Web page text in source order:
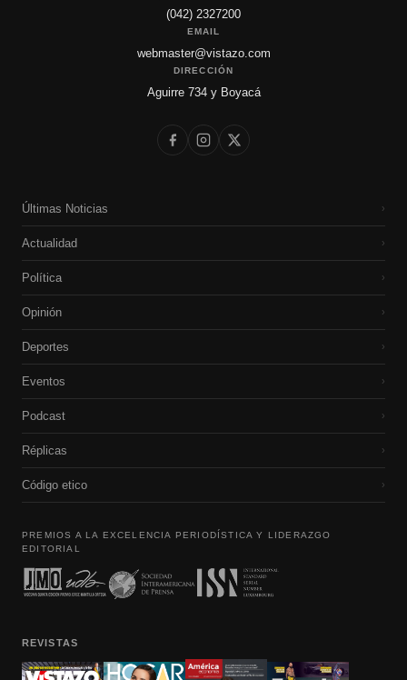
(042) 2327200
EMAIL
webmaster@vistazo.com
DIRECCIÓN
Aguirre 734 y Boyacá
Últimas Noticias ›
Actualidad ›
Política ›
Opinión ›
Deportes ›
Eventos ›
Podcast ›
Réplicas ›
Código etico ›
PREMIOS A LA EXCELENCIA PERIODÍSTICA Y LIDERAZGO
EDITORIAL
REVISTAS